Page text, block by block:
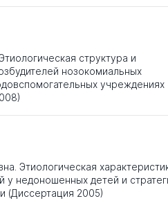
структура и
нозокомиальных
учреждениях
Этиологическая
у недоношенных детей и
(Диссертация 2005)